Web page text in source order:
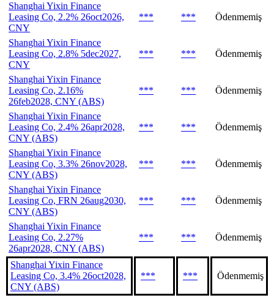
Shanghai Yixin Finance
Leasing Co, 2.2% 26oct2026,
CNY
*** *** Ödenmemiş
Shanghai Yixin Finance
Leasing Co, 2.8% 5dec2027,
CNY
*** *** Ödenmemiş
Shanghai Yixin Finance
Leasing Co, 2.16%
26feb2028, CNY (ABS)
*** *** Ödenmemiş
Shanghai Yixin Finance
Leasing Co, 2.4% 26apr2028,
CNY (ABS)
*** *** Ödenmemiş
Shanghai Yixin Finance
Leasing Co, 3.3% 26nov2028,
CNY (ABS)
*** *** Ödenmemiş
Shanghai Yixin Finance
Leasing Co, FRN 26aug2030,
CNY (ABS)
*** *** Ödenmemiş
Shanghai Yixin Finance
Leasing Co, 2.27%
26apr2028, CNY (ABS)
*** *** Ödenmemiş
Shanghai Yixin Finance
Leasing Co, 3.4% 26oct2028,
CNY (ABS)
*** *** Ödenmemiş